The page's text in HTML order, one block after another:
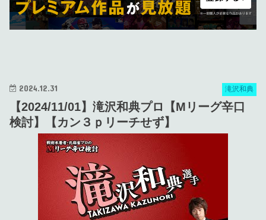
滝沢和典
2024.12.31
【2024/11/01】滝沢和典プロ【Mリーグ辛口
検討】【カン３ｐリーチせず】